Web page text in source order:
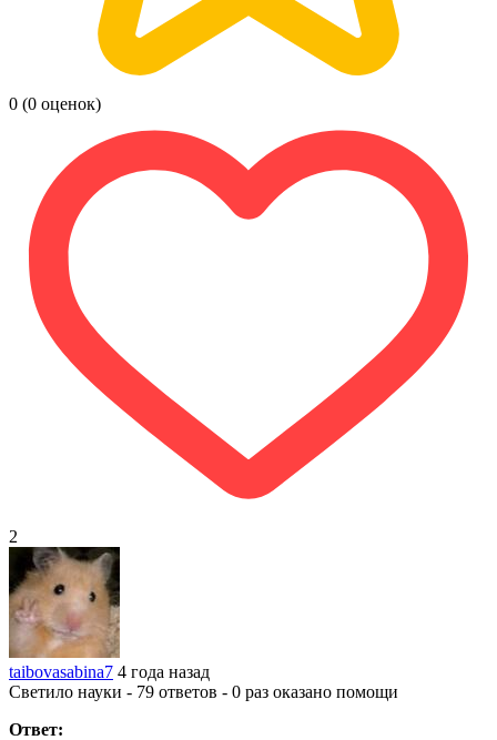
0 (0 оценок)
2
taibovasabina7 4 года назад
Светило науки - 79 ответов - 0 раз оказано помощи
Ответ: